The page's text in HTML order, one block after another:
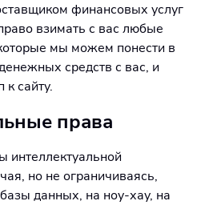
финансовых услуг
взимать с вас любые
мы можем понести в
средств с вас, и
к сайту.
права
интеллектуальной
но не ограничиваясь,
данных, на ноу-хау, на